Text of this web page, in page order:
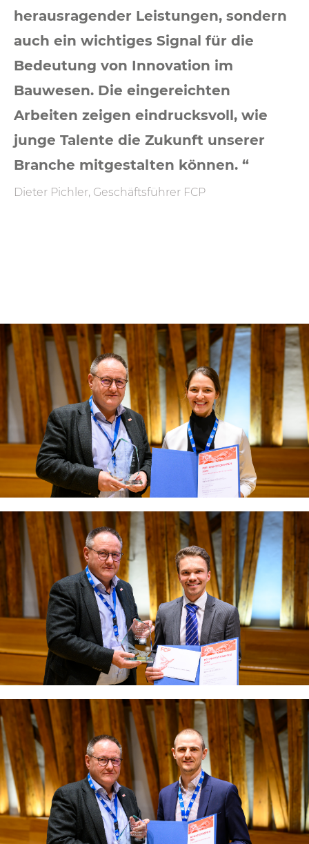
herausragender Leistungen, sondern
auch ein wichtiges Signal für die
Bedeutung von Innovation im
Bauwesen. Die eingereichten
Arbeiten zeigen eindrucksvoll, wie
junge Talente die Zukunft unserer
Branche mitgestalten können. “
Dieter Pichler, Geschäftsführer FCP